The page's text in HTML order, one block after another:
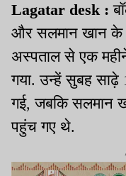
Lagatar desk :
और सलमान खान के
अस्पताल से एक
गया. उन्हें सुबह
गई, जबकि सलमान
पहुंच गए थे.